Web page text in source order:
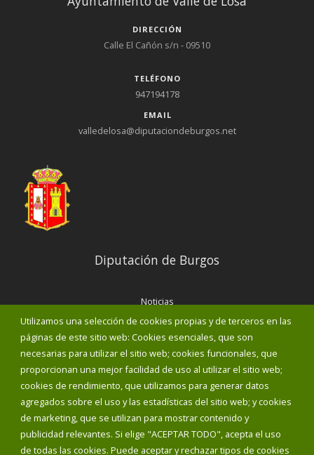
Utilizamos una selección de cookies propias y de terceros en las
páginas de este sitio web: Cookies esenciales, que son
necesarias para utilizar el sitio web; cookies funcionales, que
proporcionan una mejor facilidad de uso al utilizar el sitio web;
cookies de rendimiento, que utilizamos para generar datos
agregados sobre el uso y las estadísticas del sitio web; y cookies
de marketing, que se utilizan para mostrar contenido y
publicidad relevantes. Si elige "ACEPTAR TODO", acepta el uso
de todas las cookies. Puede aceptar y rechazar tipos de cookies
DIRECCIÓN
Calle El Cañón s/n - 09510
TELÉFONO
947194178
EMAIL
valledelosa@diputaciondeburgos.net
Diputación de Burgos
Noticias
Eventos
Corporación Municipal
Teléfonos de interés
INICIAR SESIÓN
MAPA WEB